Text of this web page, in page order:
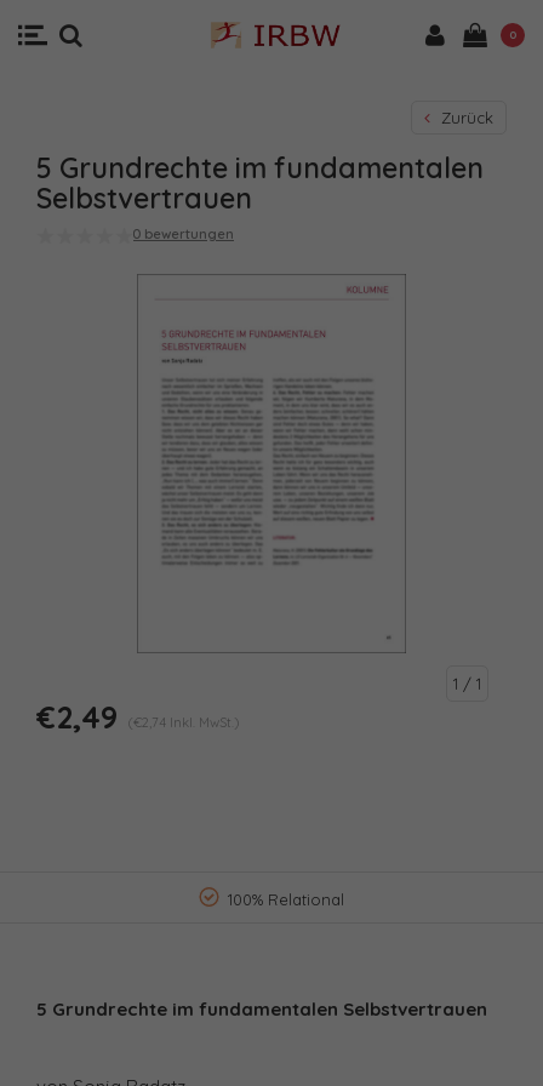
0
Zurück
5 Grundrechte im fundamentalen
Selbstvertrauen
0 bewertungen
1 / 1
€2,49 (€2,74 Inkl. MwSt.)
100% Relational
5 Grundrechte im fundamentalen Selbstvertrauen